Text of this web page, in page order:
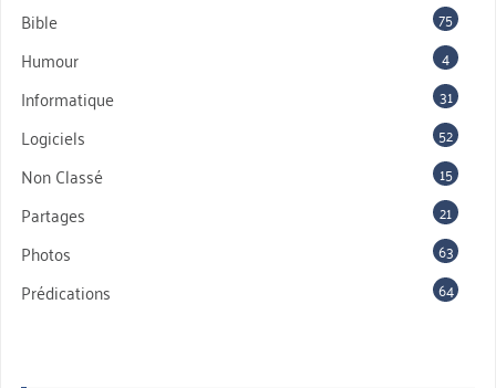
Bible 75
Humour 4
Informatique 31
Logiciels 52
Non Classé 15
Partages 21
Photos 63
Prédications 64